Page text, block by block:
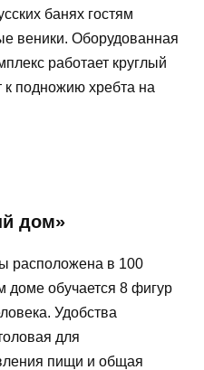
банях гостям
веники. Оборудованная
работает круглый
к подножию хребта на
дом»
расположена в 100
доме обучается 8 фигур
Удобства
для
пищи и общая